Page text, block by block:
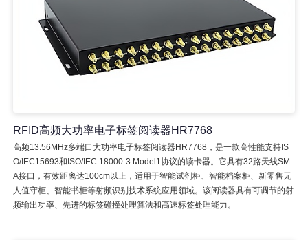
RFID高频大功率电子标签阅读器HR7768
高频13.56MHz多端口大功率电子标签阅读器HR7768，是一款高性能支持IS
O/IEC15693和ISO/IEC 18000-3 Model1协议的读卡器。它具有32路天线SM
A接口，有效距离达100cm以上，适用于智能试剂柜、智能档案柜、新零售无
人值守柜、智能书柜等射频识别技术系统应用领域。该阅读器具有可调节的射
频输出功率、先进的标签碰撞处理算法和高速标签处理能力。